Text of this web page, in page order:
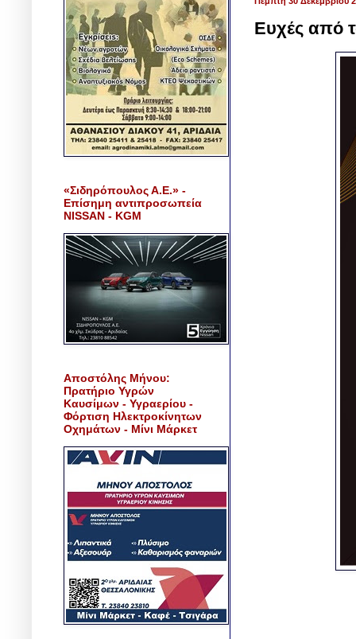
Ευχές από
«Σιδηρόπουλος Α.Ε.» -
Επίσημη αντιπροσωπεία
NISSAN - KGM
Αποστόλης Μήνου:
Πρατήριο Υγρών
Καυσίμων - Υγραερίου -
Φόρτιση Ηλεκτροκίνητων
Οχημάτων - Μίνι Μάρκετ